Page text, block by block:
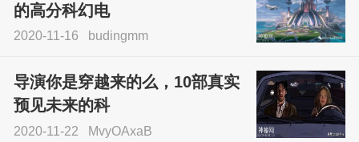
的高分科幻电
2020-11-16 budingmm
导演你是穿越来的么，10部真实
预见未来的科
2020-11-22 MvyOAxaB